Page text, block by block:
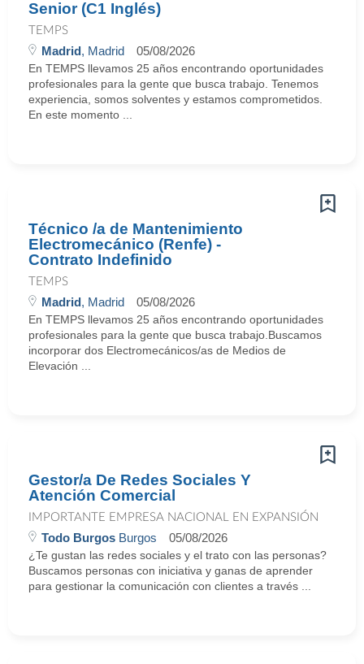
Senior (C1 Inglés)
TEMPS
Madrid, Madrid 05/08/2026
En TEMPS llevamos 25 años encontrando oportunidades
profesionales para la gente que busca trabajo. Tenemos
experiencia, somos solventes y estamos comprometidos.
En este momento ...
Técnico /a de Mantenimiento
Electromecánico (Renfe) -
Contrato Indefinido
TEMPS
Madrid, Madrid 05/08/2026
En TEMPS llevamos 25 años encontrando oportunidades
profesionales para la gente que busca trabajo.Buscamos
incorporar dos Electromecánicos/as de Medios de
Elevación ...
Gestor/a De Redes Sociales Y
Atención Comercial
IMPORTANTE EMPRESA NACIONAL EN EXPANSIÓN
Todo Burgos Burgos 05/08/2026
¿Te gustan las redes sociales y el trato con las personas?
Buscamos personas con iniciativa y ganas de aprender
para gestionar la comunicación con clientes a través ...